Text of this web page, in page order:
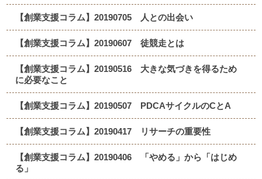
【創業支援コラム】20190705 人との出会い
【創業支援コラム】20190607 徒競走とは
【創業支援コラム】20190516 大きな気づきを得るため
に必要なこと
【創業支援コラム】20190507 PDCAサイクルのCとA
【創業支援コラム】20190417 リサーチの重要性
【創業支援コラム】20190406 「やめる」から「はじめ
る」